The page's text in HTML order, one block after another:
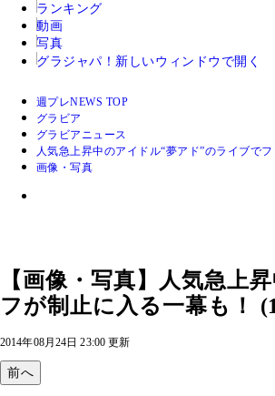
ランキング
動画
写真
グラジャパ！ 新しいウィンドウで開く
週プレNEWS TOP
グラビア
グラビアニュース
人気急上昇中のアイドル“夢アド”のライブで
画像・写真
【画像・写真】人気急
フが制止に入る一幕も！
2014年08月24日 23:00 更新
前へ